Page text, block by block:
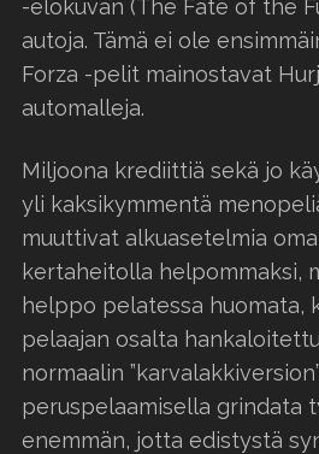
-elokuvan (The Fate of the
autoja. Tämä ei ole
Forza -pelit mainostavat
automalleja.
Miljoona krediittiä sekä jo
yli kaksikymmentä
muuttivat alkuasetelmia
kertaheitolla helpommaksi,
helppo pelatessa huomata,
pelaajan osalta
normaalin
peruspelaamisella grindata
enemmän, jotta edistystä